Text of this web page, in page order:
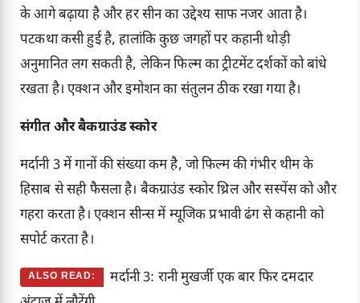
के आगे बढ़ाया है और हर सीन का उद्देश्य साफ नजर आता है।
पटकथा कसी हुई है, हालांकि कुछ जगहों पर कहानी थोड़ी
अनुमानित लग सकती है, लेकिन फिल्म का ट्रीटमेंट दर्शकों को बांधे
रखता है। एक्शन और इमोशन का संतुलन ठीक रखा गया है।
संगीत और बैकग्राउंड स्कोर
मर्दानी 3 में गानों की संख्या कम है, जो फिल्म की गंभीर थीम के
हिसाब से सही फैसला है। बैकग्राउंड स्कोर थ्रिल और सस्पेंस को और
गहरा करता है। एक्शन सीन्स में म्यूजिक प्रभावी ढंग से कहानी को
सपोर्ट करता है।
ALSO READ:
मर्दानी 3: रानी मुखर्जी एक बार फिर दमदार